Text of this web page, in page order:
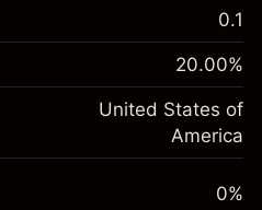
della
%
(-$1.08)
a leva
$1,000.00
della
-0.000682
%
0.1
20.00%
United States of
America
0%